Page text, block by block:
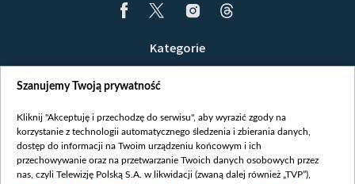
Kategorie
Opinie
Białoruś / Polska
Czytelnia
Szanujemy Twoją prywatność
Kliknij "Akceptuję i przechodzę do serwisu", aby wyrazić zgody na
korzystanie z technologii automatycznego śledzenia i zbierania danych,
dostęp do informacji na Twoim urządzeniu końcowym i ich
przechowywanie oraz na przetwarzanie Twoich danych osobowych przez
nas, czyli Telewizję Polską S.A. w likwidacji (zwaną dalej również „TVP”),